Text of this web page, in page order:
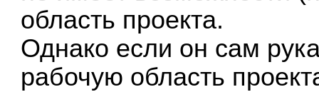
область проекта.
Однако если он сам
рабочую область